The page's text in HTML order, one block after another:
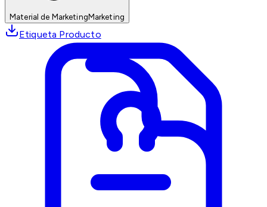
Material de MarketingMarketing
Etiqueta Producto